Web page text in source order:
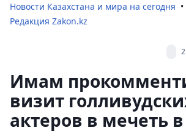
Новости Казахстана и мира на сегодня
Редакция Zakon.kz
Имам
визит
актеров в мечеть